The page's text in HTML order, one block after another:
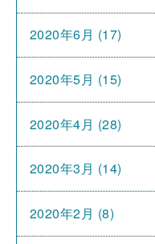
2020年6月 (17)
2020年5月 (15)
2020年4月 (28)
2020年3月 (14)
2020年2月 (8)